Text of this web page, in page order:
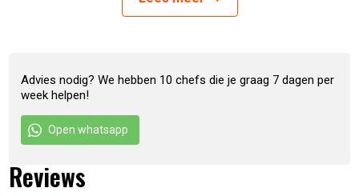
Advies nodig? We hebben 10 chefs die je graag 7 dagen per
week helpen!
Open whatsapp
Reviews